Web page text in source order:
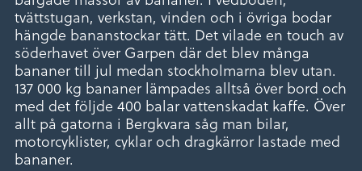
tvättstugan, verkstan, vinden och i övriga bodar
hängde bananstockar tätt. Det vilade en touch av
söderhavet över Garpen där det blev många
bananer till jul medan stockholmarna blev utan.
137 000 kg bananer lämpades alltså över bord och
med det följde 400 balar vattenskadat kaffe. Över
allt på gatorna i Bergkvara såg man bilar,
motorcyklister, cyklar och dragkärror lastade med
bananer.